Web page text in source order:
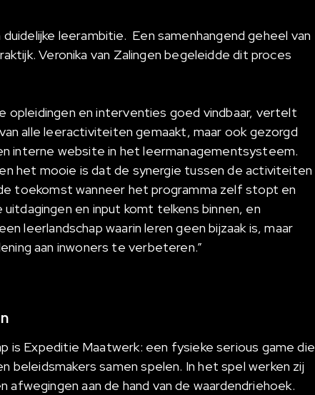
leerambitie. Een samenhangend geheel van
Veronika van Zalingen begeleidde dit proces
opleidingen en interventies goed vindbaar, vertelt
alle leeractiviteiten gemaakt, maar ook gezorgd
interne website in het leermanagementsysteem.
het mooie is dat de synergie tussen de activiteiten
toekomst wanneer het programma zelf stopt en
en input komt telkens binnen, en
leerlandschap waarin leren geen bijzaak is, maar
aan inwoners te verbeteren.”
is Expeditie Maatwerk: een fysieke serious game die
beleidsmakers samen spelen. In het spel werken zij
afwegingen aan de hand van de waardendriehoek.